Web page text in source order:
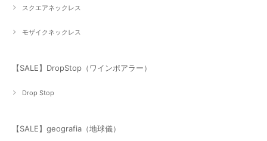
スクエアネックレス
モザイクネックレス
【SALE】DropStop（ワインポアラー）
Drop Stop
【SALE】geografia（地球儀）